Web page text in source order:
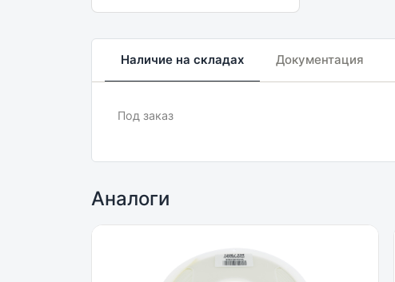
Наличие на складах Документация
Под заказ
Аналоги